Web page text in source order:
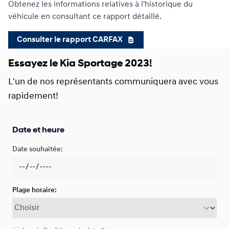
Financement sur 24 mois
Financement sur 24 mois
0.00 $ d'acompte • 6.99%
Obtenez les informations relatives à l'historique du
véhicule en consultant ce rapport détaillé.
Consulter le rapport CARFAX
Essayez le Kia Sportage 2023!
L'un de nos représentants communiquera avec vous
rapidement!
Date et heure
Date souhaitée:
Plage horaire: